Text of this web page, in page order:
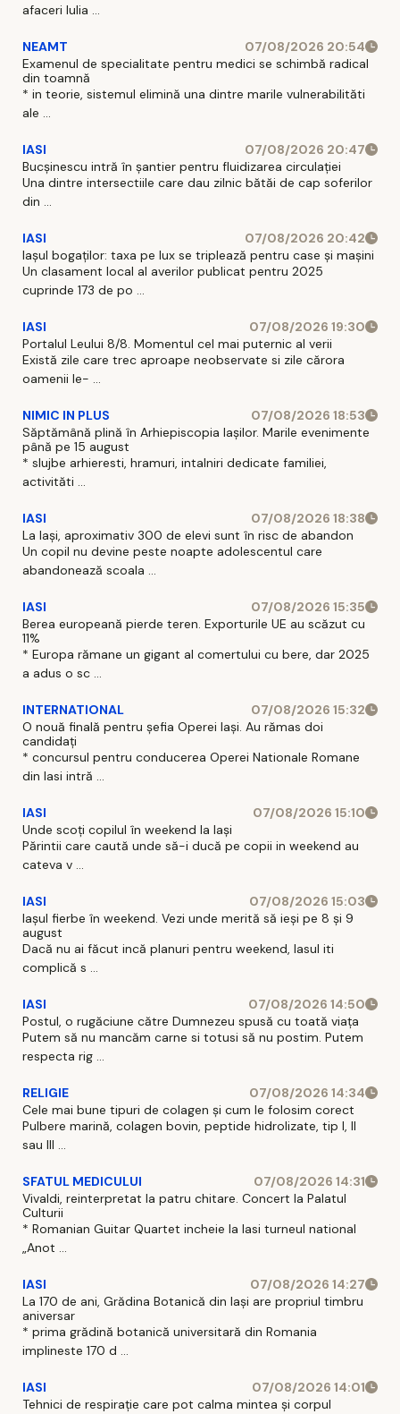
afaceri Iulia ...
NEAMT
07/08/2026 20:54
Examenul de specialitate pentru medici se schimbă radical
din toamnă
* in teorie, sistemul elimină una dintre marile vulnerabilităti
ale ...
IASI
07/08/2026 20:47
Bucșinescu intră în șantier pentru fluidizarea circulației
Una dintre intersectiile care dau zilnic bătăi de cap soferilor
din ...
IASI
07/08/2026 20:42
Iașul bogaților: taxa pe lux se triplează pentru case și mașini
Un clasament local al averilor publicat pentru 2025
cuprinde 173 de po ...
IASI
07/08/2026 19:30
Portalul Leului 8/8. Momentul cel mai puternic al verii
Există zile care trec aproape neobservate si zile cărora
oamenii le- ...
NIMIC IN PLUS
07/08/2026 18:53
Săptămână plină în Arhiepiscopia Iașilor. Marile evenimente
până pe 15 august
* slujbe arhieresti, hramuri, intalniri dedicate familiei,
activităti ...
IASI
07/08/2026 18:38
La Iași, aproximativ 300 de elevi sunt în risc de abandon
Un copil nu devine peste noapte adolescentul care
abandonează scoala ...
IASI
07/08/2026 15:35
Berea europeană pierde teren. Exporturile UE au scăzut cu
11%
* Europa rămane un gigant al comertului cu bere, dar 2025
a adus o sc ...
INTERNATIONAL
07/08/2026 15:32
O nouă finală pentru șefia Operei Iași. Au rămas doi
candidați
* concursul pentru conducerea Operei Nationale Romane
din Iasi intră ...
IASI
07/08/2026 15:10
Unde scoți copilul în weekend la Iași
Părintii care caută unde să-i ducă pe copii in weekend au
cateva v ...
IASI
07/08/2026 15:03
Iașul fierbe în weekend. Vezi unde merită să ieși pe 8 și 9
august
Dacă nu ai făcut incă planuri pentru weekend, Iasul iti
complică s ...
IASI
07/08/2026 14:50
Postul, o rugăciune către Dumnezeu spusă cu toată viața
Putem să nu mancăm carne si totusi să nu postim. Putem
respecta rig ...
RELIGIE
07/08/2026 14:34
Cele mai bune tipuri de colagen și cum le folosim corect
Pulbere marină, colagen bovin, peptide hidrolizate, tip I, II
sau III ...
SFATUL MEDICULUI
07/08/2026 14:31
Vivaldi, reinterpretat la patru chitare. Concert la Palatul
Culturii
* Romanian Guitar Quartet incheie la Iasi turneul national
„Anot ...
IASI
07/08/2026 14:27
La 170 de ani, Grădina Botanică din Iași are propriul timbru
aniversar
* prima grădină botanică universitară din Romania
implineste 170 d ...
IASI
07/08/2026 14:01
Tehnici de respirație care pot calma mintea și corpul